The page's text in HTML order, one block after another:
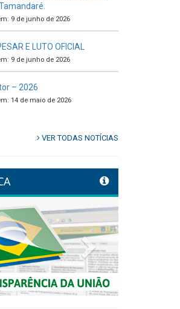
9 de junho de 2026
E LUTO OFICIAL
9 de junho de 2026
– 2026
14 de maio de 2026
VER TODAS NOTÍCIAS
Next